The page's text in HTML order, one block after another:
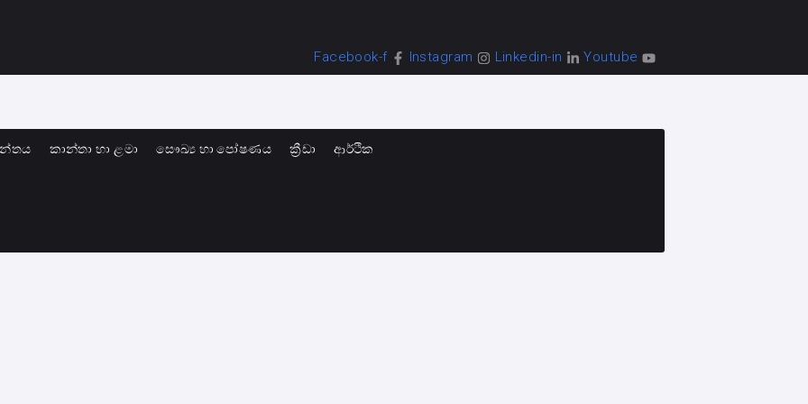
Facebook-f Instagram Linkedin-in Youtube
කාන්තා හා ළමා සෞඛ්‍ය හා පෝෂණය ක්‍රීඩා
ආර්ථික